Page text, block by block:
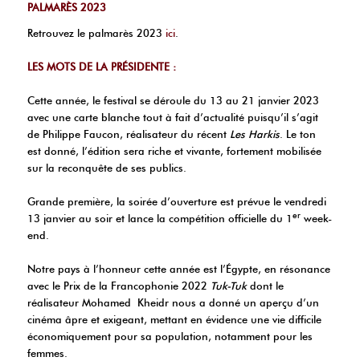
PALMARÈS 2023
Retrouvez le palmarès 2023 ici
LES MOTS DE LA PRÉSIDENTE :
Cette année, le festival se déroule du 13 au 21 janvier 2023
avec une carte blanche tout à fait d’actualité puisqu’il s’agit
de Philippe Faucon, réalisateur du récent Les Harkis . Le ton
est donné, l’édition sera riche et vivante, fortement mobilisée
sur la reconquête de ses publics.
Grande première, la soirée d’ouverture est prévue le vendredi
13 janvier au soir et lance la compétition officielle du 1er week-
end.
Notre pays à l’honneur cette année est l’Égypte, en résonance
avec le Prix de la Francophonie 2022 Tuk-Tukdont le
réalisateur Mohamed Kheidr nous a donné un aperçu d’un
cinéma âpre et exigeant, mettant en évidence une vie difficile
économiquement pour sa population, notamment pour les
femmes.